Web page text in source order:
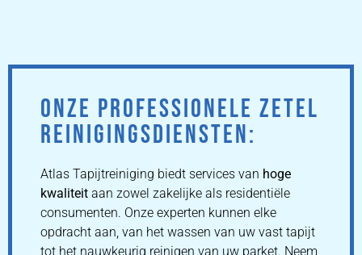
ONZE PROFESSIONELE ZETEL
REINIGINGSDIENSTEN:
Atlas Tapijtreiniging biedt services van hoge
kwaliteit aan zowel zakelijke als residentiële
consumenten. Onze experten kunnen elke
opdracht aan, van het wassen van uw vast tapijt
tot het nauwkeurig reinigen van uw parket. Neem